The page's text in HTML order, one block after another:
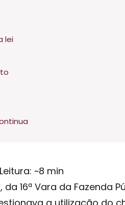
lei
~8 min
16ª Vara da Fazenda